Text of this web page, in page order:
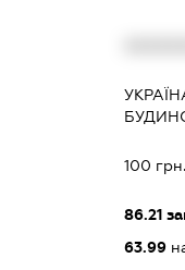
100 грн.
86.21
63.99